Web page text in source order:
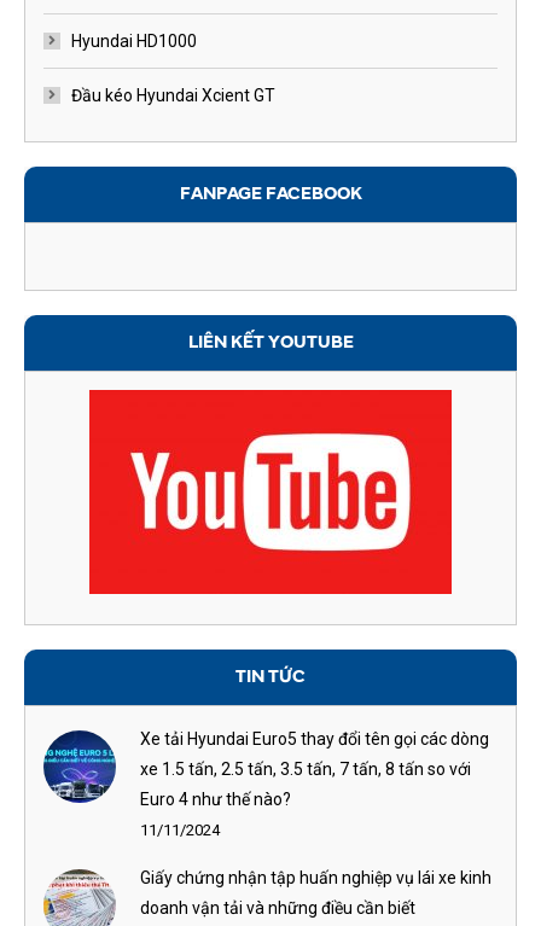
Hyundai HD1000
Đầu kéo Hyundai Xcient GT
FANPAGE FACEBOOK
LIÊN KẾT YOUTUBE
TIN TỨC
Xe tải Hyundai Euro5 thay đổi tên gọi các dòng
xe 1.5 tấn, 2.5 tấn, 3.5 tấn, 7 tấn, 8 tấn so với
Euro 4 như thế nào?
11/11/2024
Giấy chứng nhận tập huấn nghiệp vụ lái xe kinh
doanh vận tải và những điều cần biết